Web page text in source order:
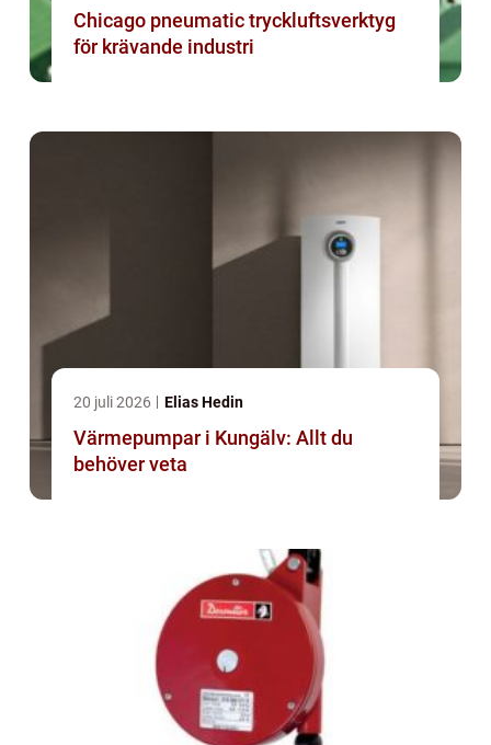
Chicago pneumatic tryckluftsverktyg
för krävande industri
20 juli 2026 Elias Hedin
Värmepumpar i Kungälv: Allt du
behöver veta